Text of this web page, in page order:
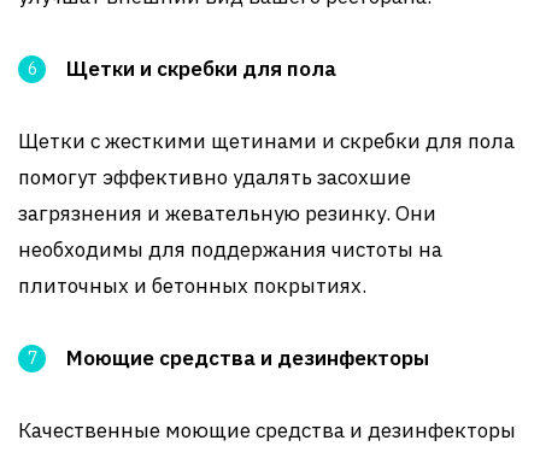
Щетки и скребки для пола
Щетки с жесткими щетинами и скребки для пола
помогут эффективно удалять засохшие
загрязнения и жевательную резинку. Они
необходимы для поддержания чистоты на
плиточных и бетонных покрытиях.
Моющие средства и дезинфекторы
Качественные моющие средства и дезинфекторы